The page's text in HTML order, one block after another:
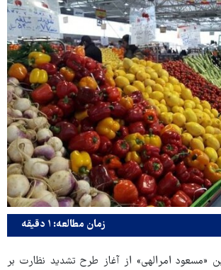
زمان مطالعه: ۱ دقیقه
«مسعود امرالهی» از آغاز طرح تشدید نظارت بر